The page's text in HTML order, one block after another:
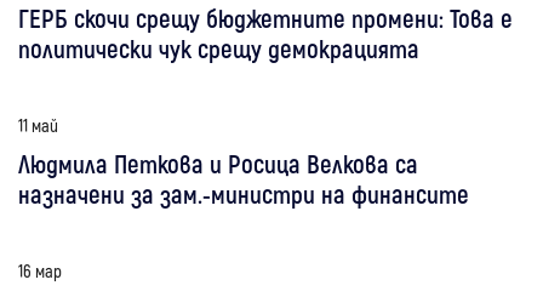
ГЕРБ скочи срещу бюджетните промени: Това е
политически чук срещу демокрацията
11 май
Людмила Петкова и Росица Велкова са
назначени за зам.-министри на финансите
16 мар